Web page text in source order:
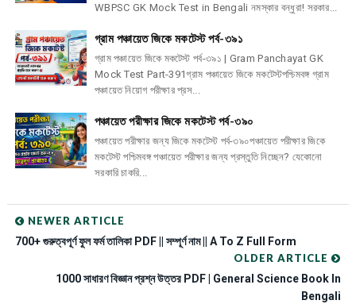
WBPSC GK Mock Test in Bengali নমস্কার বন্ধুরা! সরকার...
গ্রাম পঞ্চায়েত জিকে মকটেস্ট পর্ব-৩৯১
গ্রাম পঞ্চায়েত জিকে মকটেস্ট পর্ব-৩৯১ | Gram Panchayat GK
Mock Test Part-391গ্রাম পঞ্চায়েত জিকে মকটেস্টপশ্চিমবঙ্গ গ্রাম
পঞ্চায়েত নিয়োগ পরীক্ষার প্রস...
পঞ্চায়েত পরীক্ষার জিকে মকটেস্ট পর্ব-৩৯০
পঞ্চায়েত পরীক্ষার জন্য জিকে মকটেস্ট পর্ব-৩৯০পঞ্চায়েত পরীক্ষার জিকে
মকটেস্ট পশ্চিমবঙ্গ পঞ্চায়েত পরীক্ষার জন্য প্রস্তুতি নিচ্ছেন? যেকোনো
সরকারি চাকরি...
NEWER ARTICLE
700+ গুরুত্বপূর্ণ ফুল ফর্ম তালিকা PDF || সম্পূর্ণ নাম || A To Z Full Form
OLDER ARTICLE
1000 সাধারণ বিজ্ঞান প্রশ্ন উত্তর PDF | General Science Book In
Bengali